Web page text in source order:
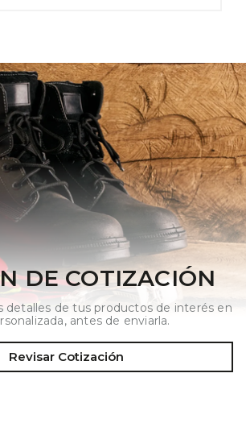
DE COTIZACIÓN
detalles de tus productos de interés en
antes de enviarla.
Revisar Cotización